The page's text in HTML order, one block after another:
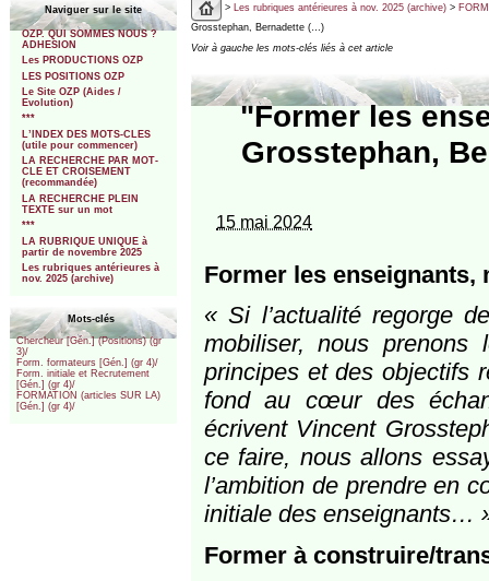
Naviguer sur le site
OZP. QUI SOMMES NOUS ?
ADHESION
Les PRODUCTIONS OZP
LES POSITIONS OZP
Le Site OZP (Aides /
Evolution)
***
L’INDEX DES MOTS-CLES
(utile pour commencer)
LA RECHERCHE PAR MOT-
CLE ET CROISEMENT
(recommandée)
LA RECHERCHE PLEIN
TEXTE sur un mot
***
LA RUBRIQUE UNIQUE à
partir de novembre 2025
Les rubriques antérieures à
nov. 2025 (archive)
Mots-clés
Chercheur [Gén.] (Positions) (gr
3)/
Form. formateurs [Gén.] (gr 4)/
Form. initiale et Recrutement
[Gén.] (gr 4)/
FORMATION (articles SUR LA)
[Gén.] (gr 4)/
> Les rubriques antérieures à nov. 2025 (archive)>
Grosstephan, Bernadette (…)
Voir à gauche les mots-clés liés à cet article
"Former les
Grosstephan,
15 mai 2024
Former les enseignants,
« Si l’actualité regorge
mobiliser, nous
principes et des objectifs
fond au cœur des
écrivent Vincent
ce faire, nous allons
l’ambition de prendre en
initiale des enseignants…
Former à construire/